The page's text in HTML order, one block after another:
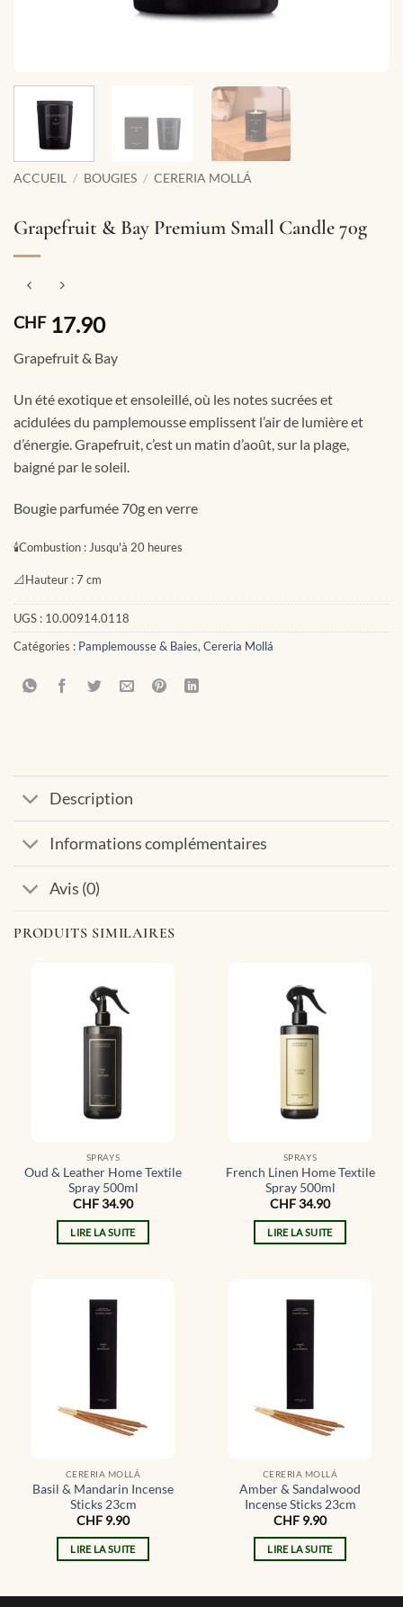
ACCUEIL / BOUGIES / CERERIA MOLLÁ
Grapefruit & Bay Premium Small Candle 70g
CHF17.90
Grapefruit & Bay
Un été exotique et ensoleillé, où les notes sucrées et
acidulées du pamplemousse emplissent l’air de lumière et
d’énergie. Grapefruit, c’est un matin d’août, sur la plage,
baigné par le soleil.
Bougie parfumée 70g en verre
🕯Combustion : Jusqu'à 20 heures
📐Hauteur :7 cm
UGS : 10.00914.0118
Catégories : Pamplemousse & Baies, Cereria Mollá
Description
Informations complémentaires
Avis (0)
PRODUITS SIMILAIRES
SPRAYS
Oud & Leather Home Textile
Spray 500ml
CHF34.90
LIRE LA SUITE
SPRAYS
French Linen Home Textile
Spray 500ml
CHF34.90
LIRE LA SUITE
CERERIA MOLLÁ
Basil & Mandarin Incense
Sticks 23cm
CHF 9.90
LIRE LA SUITE
CERERIA MOLLÁ
Amber & Sandalwood
Incense Sticks 23cm
CHF 9.90
LIRE LA SUITE